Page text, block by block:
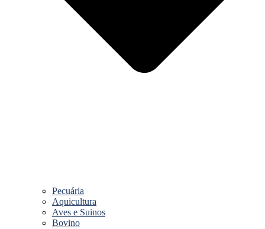
Pecuária
Aquicultura
Aves e Suinos
Bovino